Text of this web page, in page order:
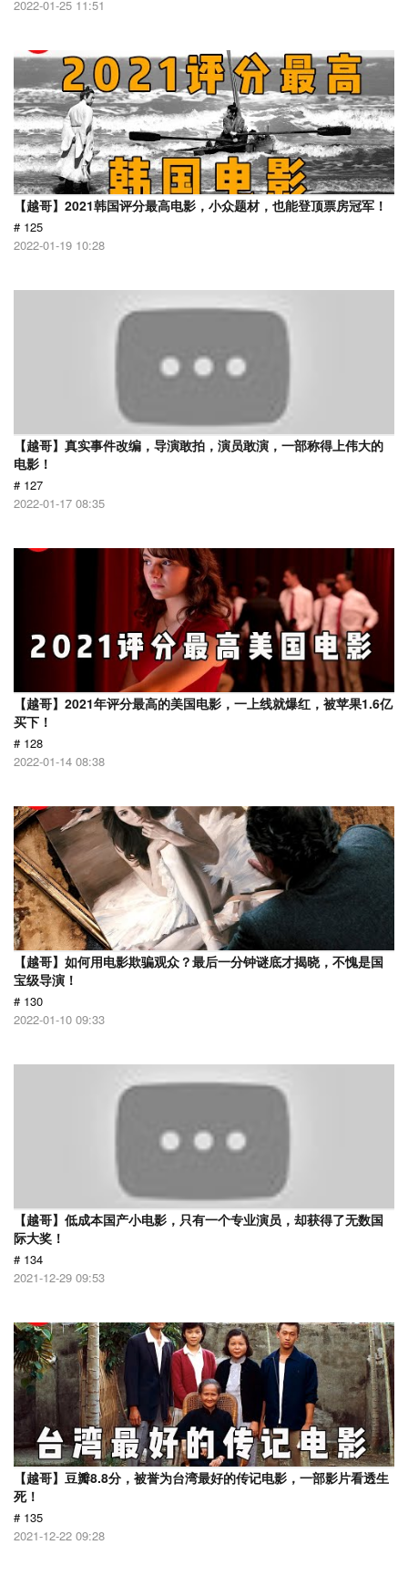
2022-01-25 11:51
【越哥】2021韩国评分最高电影，小众题材，也能登顶票房冠军！
# 125
2022-01-19 10:28
【越哥】真实事件改编，导演敢拍，演员敢演，一部称得上伟大的
电影！
# 127
2022-01-17 08:35
【越哥】2021年评分最高的美国电影，一上线就爆红，被苹果1.6亿
买下！
# 128
2022-01-14 08:38
【越哥】如何用电影欺骗观众？最后一分钟谜底才揭晓，不愧是国
宝级导演！
# 130
2022-01-10 09:33
【越哥】低成本国产小电影，只有一个专业演员，却获得了无数国
际大奖！
# 134
2021-12-29 09:53
【越哥】豆瓣8.8分，被誉为台湾最好的传记电影，一部影片看透生
死！
# 135
2021-12-22 09:28